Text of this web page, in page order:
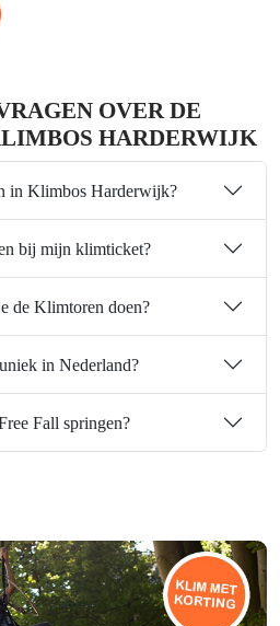
OVER DE
HARDERWIJK
in Klimbos Harderwijk?
bij mijn klimticket?
de Klimtoren doen?
in Nederland?
Fall springen?